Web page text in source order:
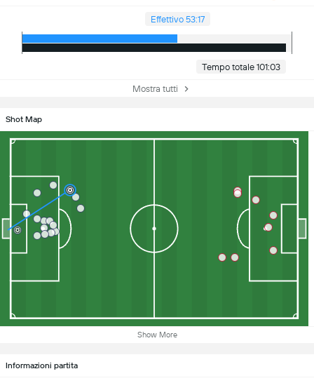
Effettivo 53:17
Tempo totale 101:03
Mostra tutti
Shot Map
Show More
Informazioni partita